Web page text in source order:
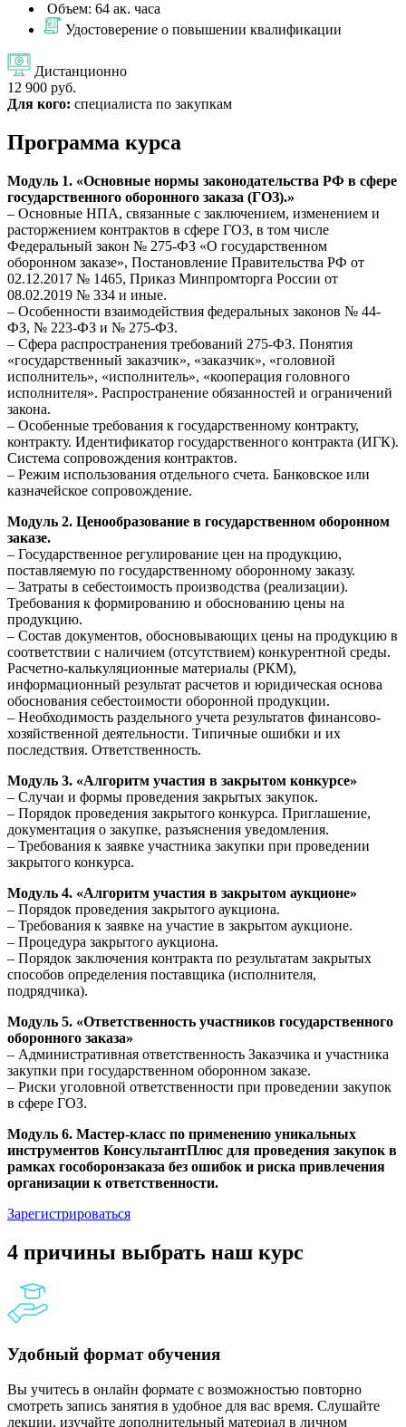
Объем: 64 ак. часа
Удостоверение о повышении квалификации
Дистанционно
12 900 руб.
Для кого: специалиста по закупкам
Программа курса
Модуль 1. «Основные нормы законодательства РФ в сфере
государственного оборонного заказа (ГОЗ).»
– Основные НПА, связанные с заключением, изменением и
расторжением контрактов в сфере ГОЗ, в том числе
Федеральный закон № 275-ФЗ «О государственном
оборонном заказе», Постановление Правительства РФ от
02.12.2017 № 1465, Приказ Минпромторга России от
08.02.2019 № 334 и иные.
– Особенности взаимодействия федеральных законов № 44-
ФЗ, № 223-ФЗ и № 275-ФЗ.
– Сфера распространения требований 275-ФЗ. Понятия
«государственный заказчик», «заказчик», «головной
исполнитель», «исполнитель», «кооперация головного
исполнителя». Распространение обязанностей и ограничений
закона.
– Особенные требования к государственному контракту,
контракту. Идентификатор государственного контракта (ИГК).
Система сопровождения контрактов.
– Режим использования отдельного счета. Банковское или
казначейское сопровождение.
Модуль 2. Ценообразование в государственном оборонном
заказе.
– Государственное регулирование цен на продукцию,
поставляемую по государственному оборонному заказу.
– Затраты в себестоимость производства (реализации).
Требования к формированию и обоснованию цены на
продукцию.
– Состав документов, обосновывающих цены на продукцию в
соответствии с наличием (отсутствием) конкурентной среды.
Расчетно-калькуляционные материалы (РКМ),
информационный результат расчетов и юридическая основа
обоснования себестоимости оборонной продукции.
– Необходимость раздельного учета результатов финансово-
хозяйственной деятельности. Типичные ошибки и их
последствия. Ответственность.
Модуль 3. «Алгоритм участия в закрытом конкурсе»
– Случаи и формы проведения закрытых закупок.
– Порядок проведения закрытого конкурса. Приглашение,
документация о закупке, разъяснения уведомления.
– Требования к заявке участника закупки при проведении
закрытого конкурса.
Модуль 4. «Алгоритм участия в закрытом аукционе»
– Порядок проведения закрытого аукциона.
– Требования к заявке на участие в закрытом аукционе.
– Процедура закрытого аукциона.
– Порядок заключения контракта по результатам закрытых
способов определения поставщика (исполнителя,
подрядчика).
Модуль 5. «Ответственность участников государственного
оборонного заказа»
– Административная ответственность Заказчика и участника
закупки при государственном оборонном заказе.
– Риски уголовной ответственности при проведении закупок
в сфере ГОЗ.
Модуль 6. Мастер-класс по применению уникальных
инструментов КонсультантПлюс для проведения закупок в
рамках гособоронзаказа без ошибок и риска привлечения
организации к ответственности.
Зарегистрироваться
4 причины выбрать наш курс
Удобный формат обучения
Вы учитесь в онлайн формате с возможностью повторно
смотреть запись занятия в удобное для вас время. Слушайте
лекции, изучайте дополнительный материал в личном